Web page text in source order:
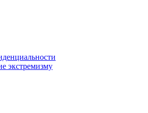
экстремизму